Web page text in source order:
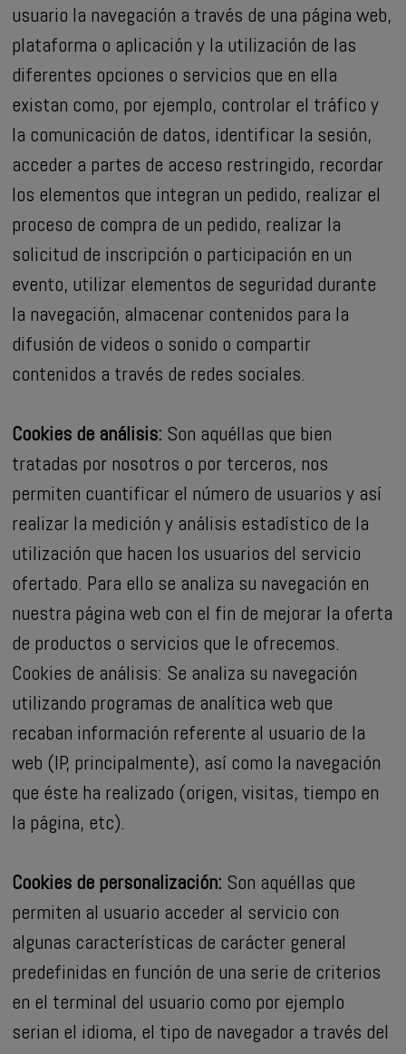
usuario la navegación a través de una página web,
plataforma o aplicación y la utilización de las
diferentes opciones o servicios que en ella
existan como, por ejemplo, controlar el tráfico y
la comunicación de datos, identificar la sesión,
acceder a partes de acceso restringido, recordar
los elementos que integran un pedido, realizar el
proceso de compra de un pedido, realizar la
solicitud de inscripción o participación en un
evento, utilizar elementos de seguridad durante
la navegación, almacenar contenidos para la
difusión de videos o sonido o compartir
contenidos a través de redes sociales.
Cookies de análisis: Son aquéllas que bien
tratadas por nosotros o por terceros, nos
permiten cuantificar el número de usuarios y así
realizar la medición y análisis estadístico de la
utilización que hacen los usuarios del servicio
ofertado. Para ello se analiza su navegación en
nuestra página web con el fin de mejorar la oferta
de productos o servicios que le ofrecemos.
Cookies de análisis: Se analiza su navegación
utilizando programas de analítica web que
recaban información referente al usuario de la
web (IP, principalmente), así como la navegación
que éste ha realizado (origen, visitas, tiempo en
la página, etc).
Cookies de personalización: Son aquéllas que
permiten al usuario acceder al servicio con
algunas características de carácter general
predefinidas en función de una serie de criterios
en el terminal del usuario como por ejemplo
serian el idioma, el tipo de navegador a través del